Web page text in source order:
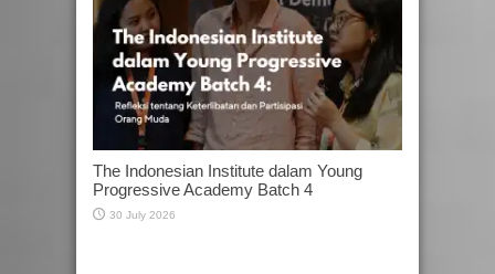
The Indonesian Institute dalam Young
Progressive Academy Batch 4
30 July 2026